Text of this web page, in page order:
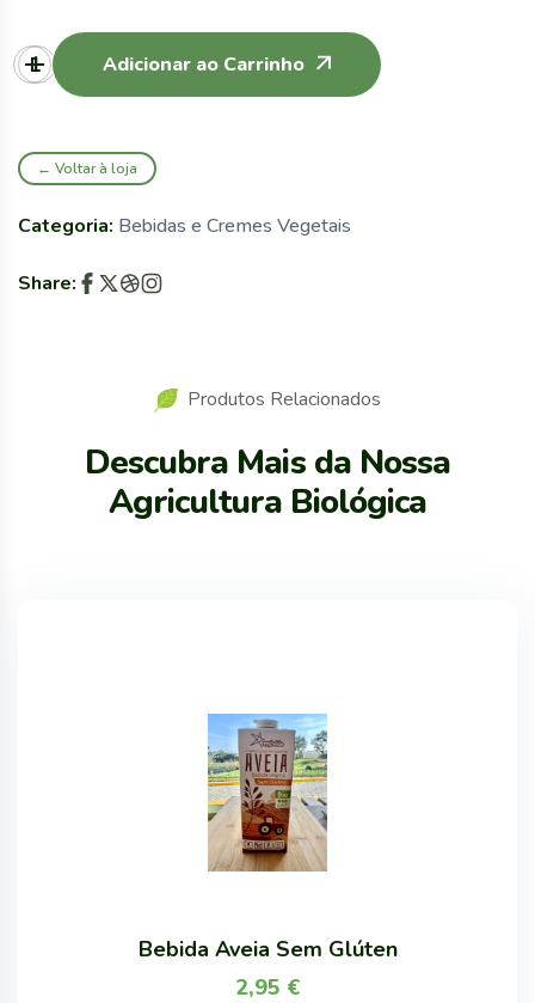
Adicionar ao Carrinho
← Voltar à loja
Categoria: Bebidas e Cremes Vegetais
Share:
Produtos Relacionados
Descubra Mais da Nossa
Agricultura Biológica
Bebida Aveia Sem Glúten
2,95 €